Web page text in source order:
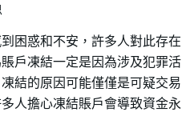
困惑和不安，許多人對此存在
戶凍結一定是因為涉及犯罪活
結的原因可能僅僅是可疑交易
人擔心凍結賬戶會導致資金永